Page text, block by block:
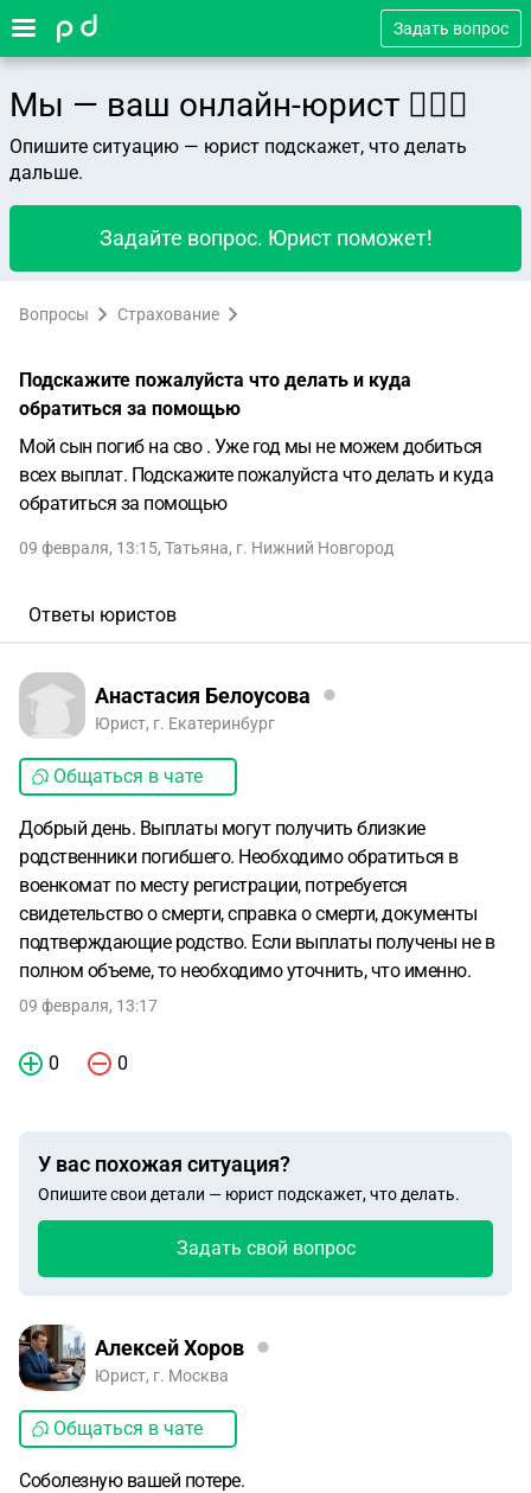
Задать вопрос
Мы — ваш онлайн-юрист 👨🏻‍⚖️
Опишите ситуацию — юрист подскажет, что делать
дальше.
Задайте вопрос. Юрист поможет!
Вопросы Страхование
Подскажите пожалуйста что делать и куда
обратиться за помощью
Мой сын погиб на сво . Уже год мы не можем добиться
всех выплат. Подскажите пожалуйста что делать и куда
обратиться за помощью
09 февраля, 13:15, Татьяна, г. Нижний Новгород
Ответы юристов
Анастасия Белоусова
Юрист, г. Екатеринбург
Общаться в чате
Добрый день. Выплаты могут получить близкие
родственники погибшего. Необходимо обратиться в
военкомат по месту регистрации, потребуется
свидетельство о смерти, справка о смерти, документы
подтверждающие родство. Если выплаты получены не в
полном объеме, то необходимо уточнить, что именно.
09 февраля, 13:17
0 0
У вас похожая ситуация?
Опишите свои детали — юрист подскажет, что делать.
Задать свой вопрос
Алексей Хоров
Юрист, г. Москва
Общаться в чате
Соболезную вашей потере.